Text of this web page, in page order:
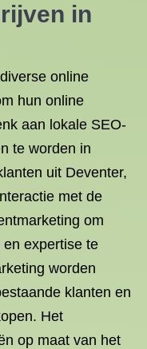
in
online
hun online
aan lokale SEO-
te worden in
uit Deventer,
met de
om
expertise te
worden
klanten en
Het
op maat van het